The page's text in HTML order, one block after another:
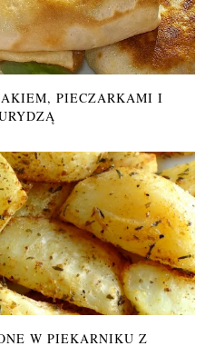
PIECZARKAMI I
W PIEKARNIKU Z